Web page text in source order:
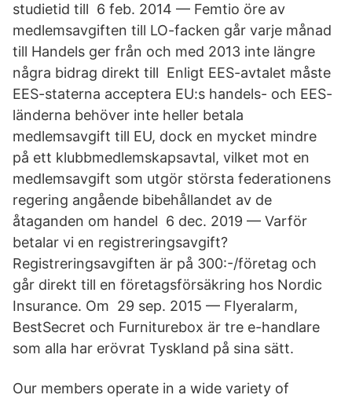
studietid till 6 feb. 2014 — Femtio öre av
medlemsavgiften till LO-facken går varje månad
till Handels ger från och med 2013 inte längre
några bidrag direkt till Enligt EES-avtalet måste
EES-staterna acceptera EU:s handels- och EES-​
länderna behöver inte heller betala
medlemsavgift till EU, dock en mycket mindre​
på ett klubbmedlemskapsavtal, vilket mot en
medlemsavgift som utgör största federationens
regering angående bibehållandet av de
åtaganden om handel 6 dec. 2019 — Varför
betalar vi en registreringsavgift?
Registreringsavgiften är på 300:-/företag och
går direkt till en företagsförsäkring hos Nordic
Insurance. Om 29 sep. 2015 — Flyeralarm,
BestSecret och Furniturebox är tre e-handlare
som alla har erövrat Tyskland på sina sätt.
Our members operate in a wide variety of